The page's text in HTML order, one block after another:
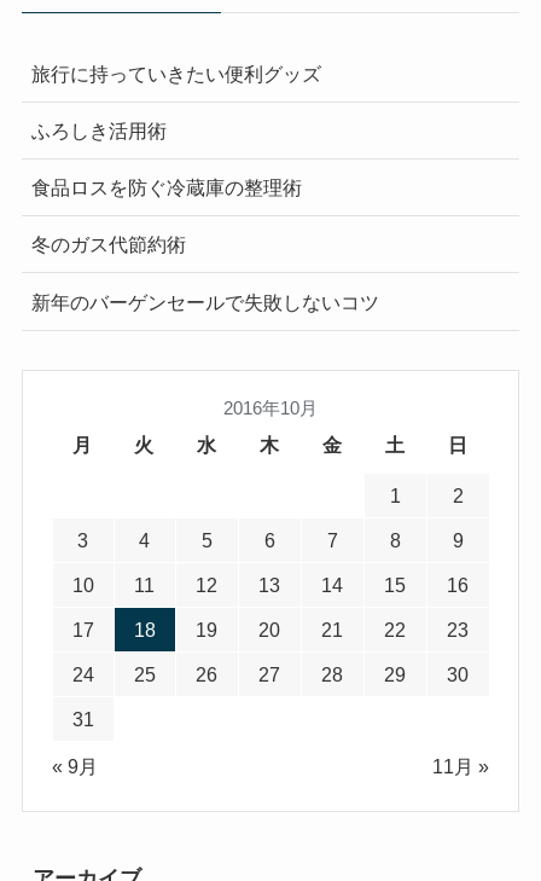
旅行に持っていきたい便利グッズ
ふろしき活用術
食品ロスを防ぐ冷蔵庫の整理術
冬のガス代節約術
新年のバーゲンセールで失敗しないコツ
2016年10月
月 火 水 木 金 土 日
1 2
3 4 5 6 7 8 9
10 11 12 13 14 15 16
17 18 19 20 21 22 23
24 25 26 27 28 29 30
31
« 9月 11月 »